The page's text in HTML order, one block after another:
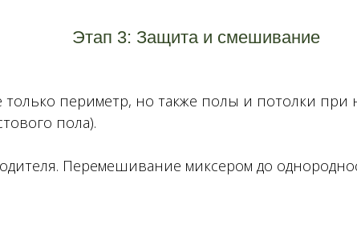
Этап 3: Защита и смешивание
периметр, но также полы и потолки при
пола).
Перемешивание миксером до